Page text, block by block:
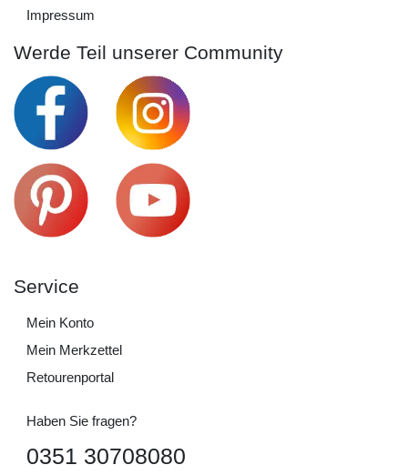
Impressum
Werde Teil unserer Community
Service
Mein Konto
Mein Merkzettel
Retourenportal
Haben Sie fragen?
0351 30708080